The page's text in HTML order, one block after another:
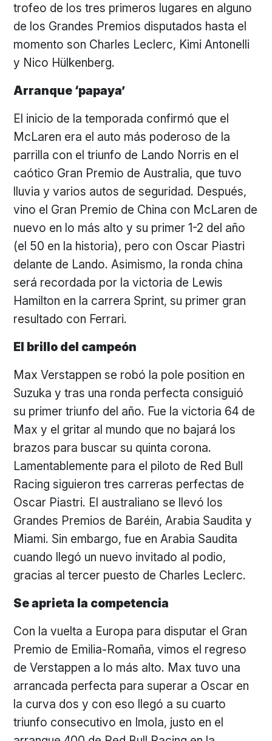
trofeo de los tres primeros lugares en alguno
de los Grandes Premios disputados hasta el
momento son Charles Leclerc, Kimi Antonelli
y Nico Hülkenberg.
Arranque ‘papaya’
El inicio de la temporada confirmó que el
McLaren era el auto más poderoso de la
parrilla con el triunfo de Lando Norris en el
caótico Gran Premio de Australia, que tuvo
lluvia y varios autos de seguridad. Después,
vino el Gran Premio de China con McLaren de
nuevo en lo más alto y su primer 1-2 del año
(el 50 en la historia), pero con Oscar Piastri
delante de Lando. Asimismo, la ronda china
será recordada por la victoria de Lewis
Hamilton en la carrera Sprint, su primer gran
resultado con Ferrari.
El brillo del campeón
Max Verstappen se robó la pole position en
Suzuka y tras una ronda perfecta consiguió
su primer triunfo del año. Fue la victoria 64 de
Max y el gritar al mundo que no bajará los
brazos para buscar su quinta corona.
Lamentablemente para el piloto de Red Bull
Racing siguieron tres carreras perfectas de
Oscar Piastri. El australiano se llevó los
Grandes Premios de Baréin, Arabia Saudita y
Miami. Sin embargo, fue en Arabia Saudita
cuando llegó un nuevo invitado al podio,
gracias al tercer puesto de Charles Leclerc.
Se aprieta la competencia
Con la vuelta a Europa para disputar el Gran
Premio de Emilia-Romaña, vimos el regreso
de Verstappen a lo más alto. Max tuvo una
arrancada perfecta para superar a Oscar en
la curva dos y con eso llegó a su cuarto
triunfo consecutivo en Imola, justo en el